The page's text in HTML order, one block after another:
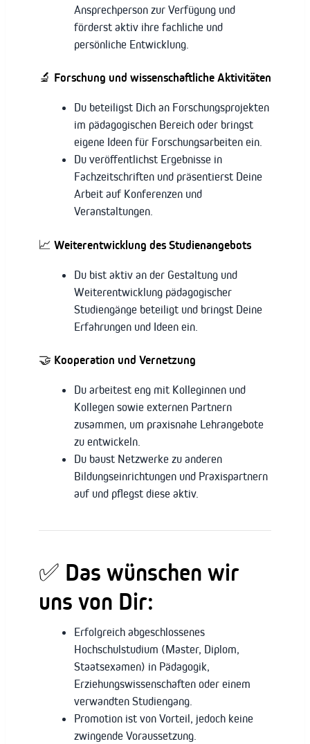
Ansprechperson zur Verfügung und
förderst aktiv ihre fachliche und
persönliche Entwicklung.
🔬 Forschung und wissenschaftliche Aktivitäten
Du beteiligst Dich an Forschungsprojekten
im pädagogischen Bereich oder bringst
eigene Ideen für Forschungsarbeiten ein.
Du veröffentlichst Ergebnisse in
Fachzeitschriften und präsentierst Deine
Arbeit auf Konferenzen und
Veranstaltungen.
📈 Weiterentwicklung des Studienangebots
Du bist aktiv an der Gestaltung und
Weiterentwicklung pädagogischer
Studiengänge beteiligt und bringst Deine
Erfahrungen und Ideen ein.
🤝 Kooperation und Vernetzung
Du arbeitest eng mit Kolleginnen und
Kollegen sowie externen Partnern
zusammen, um praxisnahe Lehrangebote
zu entwickeln.
Du baust Netzwerke zu anderen
Bildungseinrichtungen und Praxispartnern
auf und pflegst diese aktiv.
✅ Das wünschen wir
uns von Dir:
Erfolgreich abgeschlossenes
Hochschulstudium (Master, Diplom,
Staatsexamen) in Pädagogik,
Erziehungswissenschaften oder einem
verwandten Studiengang.
Promotion ist von Vorteil, jedoch keine
zwingende Voraussetzung.